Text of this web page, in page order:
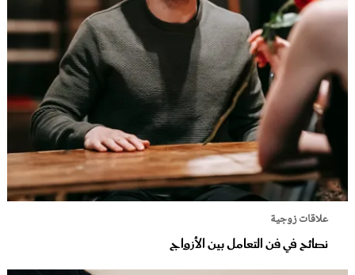
علاقات زوجية
نصائح في فن التعامل بين الأزواج